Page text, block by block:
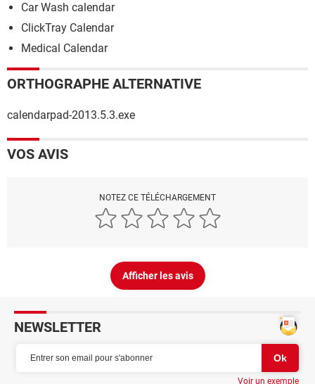
Car Wash calendar
ClickTray Calendar
Medical Calendar
ORTHOGRAPHE ALTERNATIVE
calendarpad-2013.5.3.exe
VOS AVIS
NOTEZ CE TÉLÉCHARGEMENT
Afficher les avis
NEWSLETTER
Voir un exemple